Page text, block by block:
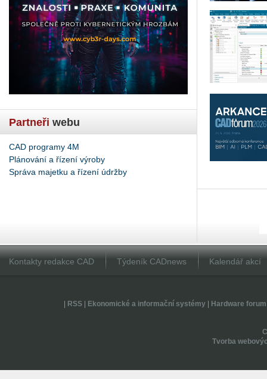
Partneři webu
CAD programy 4M
Plánování a řízení výroby
Správa majetku a řízení údržby
Kontakty redakce CAD Týdeník CADnews Kalendář akcí
RSS| Ekonomické a informační systémy| Hardware forum
Tvorba